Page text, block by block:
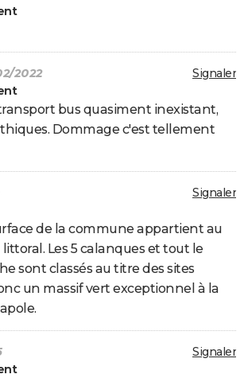
Signaler
2022
bus quasiment inexistant,
Dommage c'est tellement
Signaler
de la commune appartient au
Les 5 calanques et tout le
sont classés au titre des sites
un massif vert exceptionnel à la
Signaler